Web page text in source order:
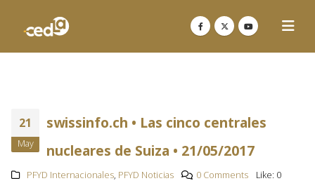
21
May
swissinfo.ch • Las cinco centrales
nucleares de Suiza • 21/05/2017
PFYD Internacionales, PFYD Noticias 0 Comments Like: 0